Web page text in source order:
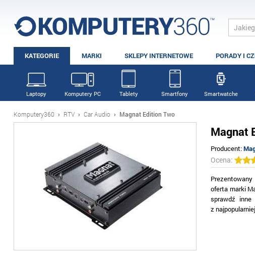
KATEGORIE MARKI SKLEPY INTERNETOWE PORADY I
Laptopy Komputery PC Tablety Smartfony Smartwatche
Komputery360 › RTV › Car Audio › Magnat Edition Two
Magnat
Producent:
Ocena:
oferta marki
sprawdź
z